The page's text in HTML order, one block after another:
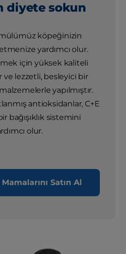
diyete sokun
köpeğinizin
yardımcı olur.
için yüksek kaliteli
lezzetli, besleyici bir
yapılmıştır.
antioksidanlar, C+E
bağışıklık sistemini
olur.
Satın Al